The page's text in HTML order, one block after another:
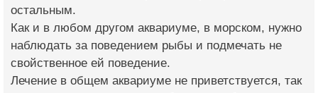
остальным.
Как и в любом другом аквариуме, в морском, нужно
наблюдать за поведением рыбы и подмечать не
свойственное ей поведение.
Лечение в общем аквариуме не приветствуется, так